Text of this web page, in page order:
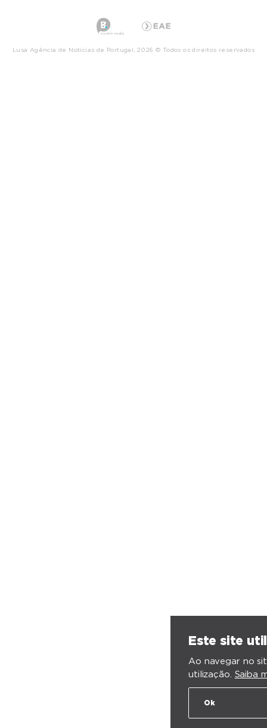
Lusa Agência de Notícias de Portugal, 2026 © Todos os direitos reservados
Este site
Ao navegar no
utilização. Saiba
Ok